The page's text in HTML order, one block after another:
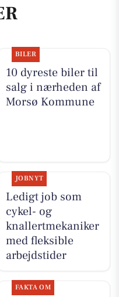
BILER
10 dyreste biler til
salg i nærheden af
Morsø Kommune
JOBNYT
Ledigt job som
cykel- og
knallertmekaniker
med fleksible
arbejdstider
FAKTA OM